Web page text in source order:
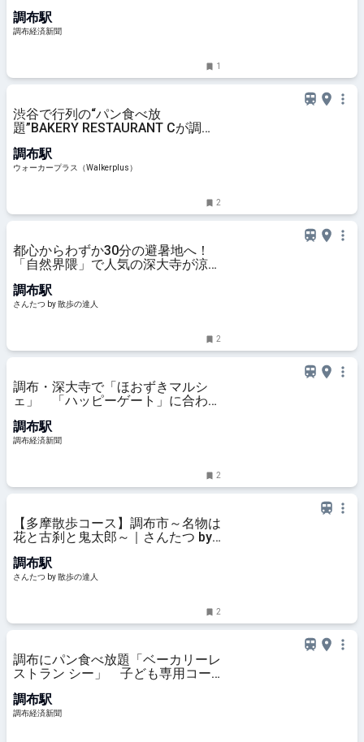
調布駅
調布経済新聞
1
渋谷で行列の“パン食べ放
題”BAKERY RESTAURANT Cが調布
響は？最大200組待ちの日も！｜ウ
ォーカープラス
調布駅
ウォーカープラス（Walkerplus）
2
都心からわずか30分の避暑地へ！
「自然界隈」で人気の深大寺が涼し
散歩の達人
調布駅
さんたつ by 散歩の達人
2
調布・深大寺で「ほおずきマルシ
ェ」 「ハッピーゲート」に合わせ
調布駅
調布経済新聞
2
【多摩散歩コース】調布市～名物は
花と古刹と鬼太郎～｜さんたつ by
調布駅
さんたつ by 散歩の達人
2
調布にパン食べ放題「ベーカリーレ
ストラン シー」 子ども専用コー
調布駅
調布経済新聞